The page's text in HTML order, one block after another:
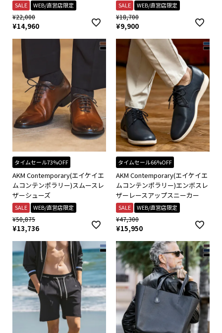
SALE WEB/直営店限定
¥22,000
¥14,960
SALE WEB/直営店限定
¥18,700
¥9,900
タイムセール73%OFF
AKM Contemporary(エイケイエ
ムコンテンポラリー)スムースレ
ザーシューズ
SALE WEB/直営店限定
¥50,875
¥13,736
タイムセール66%OFF
AKM Contemporary(エイケイエ
ムコンテンポラリー)エンボスレ
ザーレースアップスニーカー
SALE WEB/直営店限定
¥47,300
¥15,950